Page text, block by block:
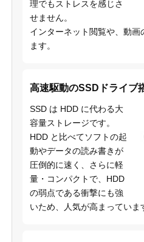
理でもストレスを感じさ
せません。
インターネット閲覧や、動
ます。
高速駆動のSSDドライブ
SSD は HDD に代わる大
容量ストレージです。
HDD と比べてソフトの起
動やデータの読み書きが
圧倒的に速く、さらに軽
量・コンパクトで、HDD
の弱点である衝撃にも強
いため、人気が高まっていま